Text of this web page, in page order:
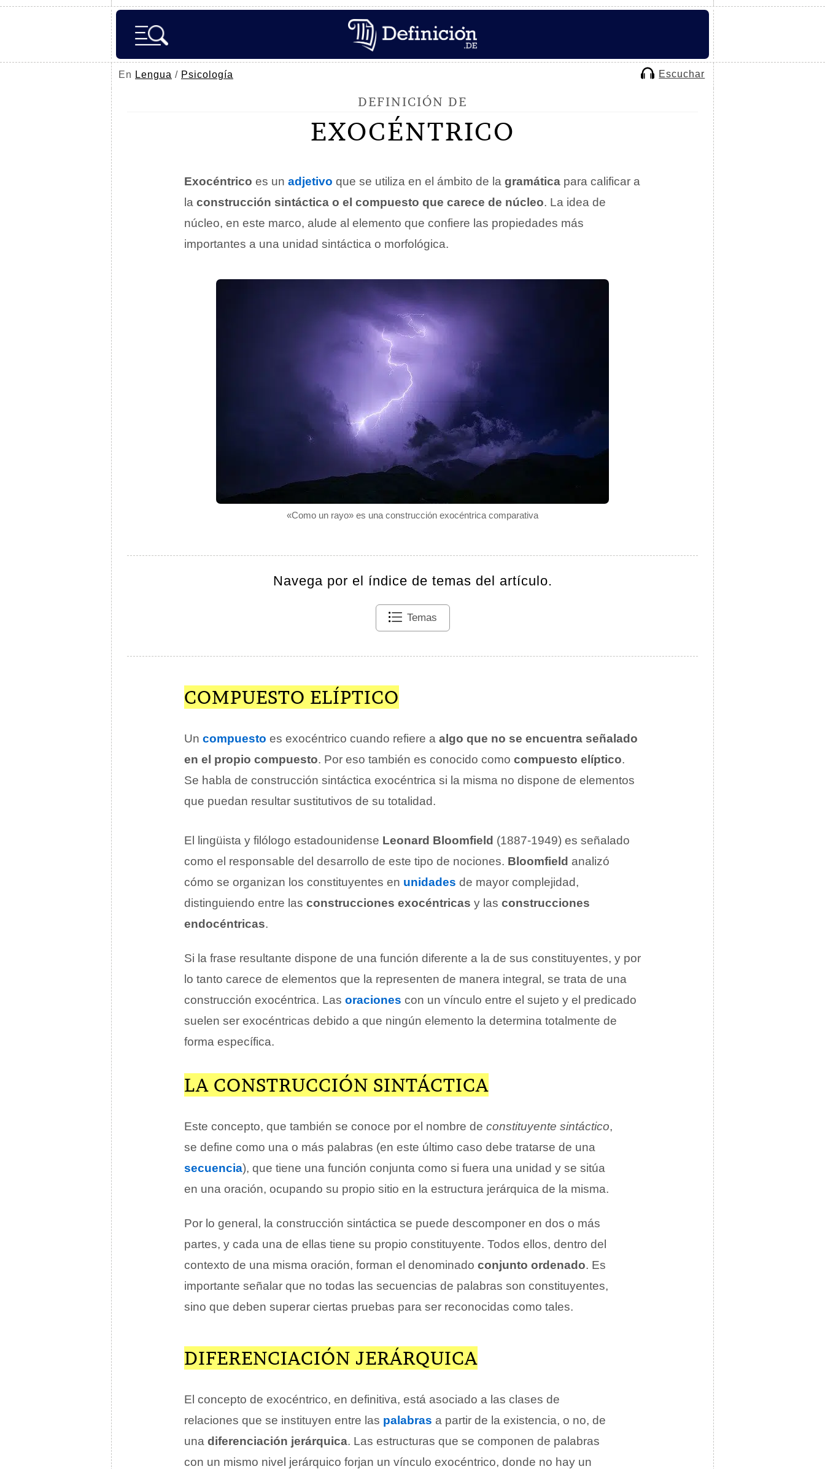
En Lengua / Psicología Escuchar
DEFINICIÓN DE
EXOCÉNTRICO
«Como un rayo» es una construcción exocéntrica comparativa
Exocéntrico es un adjetivo que se utiliza en el ámbito de la gramática para calificar a
la construcción sintáctica o el compuesto que carece de núcleo. La idea de
núcleo, en este marco, alude al elemento que confiere las propiedades más
importantes a una unidad sintáctica o morfológica.
Navega por el índice de temas del artículo.
Temas
COMPUESTO ELÍPTICO
Un compuesto es exocéntrico cuando refiere a algo que no se encuentra señalado
en el propio compuesto. Por eso también es conocido como compuesto elíptico.
Se habla de construcción sintáctica exocéntrica si la misma no dispone de elementos
que puedan resultar sustitutivos de su totalidad.
El lingüista y filólogo estadounidense Leonard Bloomfield (1887-1949) es señalado
como el responsable del desarrollo de este tipo de nociones. Bloomfield analizó
cómo se organizan los constituyentes en unidades de mayor complejidad,
distinguiendo entre las construcciones exocéntricas y las construcciones
endocéntricas.
Si la frase resultante dispone de una función diferente a la de sus constituyentes, y por
lo tanto carece de elementos que la representen de manera integral, se trata de una
construcción exocéntrica. Las oraciones con un vínculo entre el sujeto y el predicado
suelen ser exocéntricas debido a que ningún elemento la determina totalmente de
forma específica.
LA CONSTRUCCIÓN SINTÁCTICA
Este concepto, que también se conoce por el nombre de constituyente sintáctico,
se define como una o más palabras (en este último caso debe tratarse de una
secuencia), que tiene una función conjunta como si fuera una unidad y se sitúa
en una oración, ocupando su propio sitio en la estructura jerárquica de la misma.
Por lo general, la construcción sintáctica se puede descomponer en dos o más
partes, y cada una de ellas tiene su propio constituyente. Todos ellos, dentro del
contexto de una misma oración, forman el denominado conjunto ordenado. Es
importante señalar que no todas las secuencias de palabras son constituyentes,
sino que deben superar ciertas pruebas para ser reconocidas como tales.
DIFERENCIACIÓN JERÁRQUICA
El concepto de exocéntrico, en definitiva, está asociado a las clases de
relaciones que se instituyen entre las palabras a partir de la existencia, o no, de
una diferenciación jerárquica. Las estructuras que se componen de palabras
con un mismo nivel jerárquico forjan un vínculo exocéntrico, donde no hay un